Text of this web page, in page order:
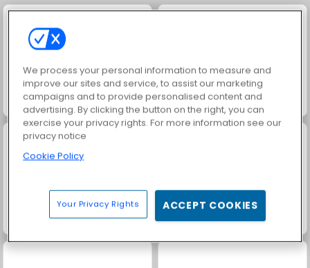
Fashion Princess - Dress Up for Girls Harvest Honors
Masha and the Bear: Meadows Scala 40
We process your personal information to measure and
improve our sites and service, to assist our marketing
campaigns and to provide personalised content and
advertising. By clicking the button on the right, you can
exercise your privacy rights. For more information see our
privacy notice
Cookie Policy
Your Privacy Rights ACCEPT COOKIES